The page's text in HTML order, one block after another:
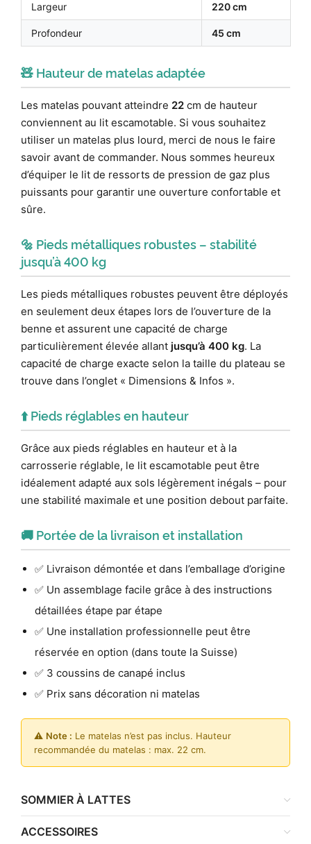
Largeur 220 cm
Profondeur 45 cm
🧸 Hauteur de matelas adaptée
Les matelas pouvant atteindre 22 cm de hauteur
conviennent au lit escamotable. Si vous souhaitez
utiliser un matelas plus lourd, merci de nous le faire
savoir avant de commander. Nous sommes heureux
d’équiper le lit de ressorts de pression de gaz plus
puissants pour garantir une ouverture confortable et
sûre.
🔩 Pieds métalliques robustes – stabilité
jusqu’à 400 kg
Les pieds métalliques robustes peuvent être déployés
en seulement deux étapes lors de l’ouverture de la
benne et assurent une capacité de charge
particulièrement élevée allant jusqu’à 400 kg. La
capacité de charge exacte selon la taille du plateau se
trouve dans l’onglet « Dimensions & Infos ».
⬆️ Pieds réglables en hauteur
Grâce aux pieds réglables en hauteur et à la
carrosserie réglable, le lit escamotable peut être
idéalement adapté aux sols légèrement inégals – pour
une stabilité maximale et une position debout parfaite.
🚚 Portée de la livraison et installation
✅ Livraison démontée et dans l’emballage d’origine
✅ Un assemblage facile grâce à des instructions
détaillées étape par étape
✅ Une installation professionnelle peut être
réservée en option (dans toute la Suisse)
✅ 3 coussins de canapé inclus
✅ Prix sans décoration ni matelas
⚠️ Note : Le matelas n’est pas inclus. Hauteur
recommandée du matelas : max. 22 cm.
SOMMIER À LATTES
ACCESSOIRES